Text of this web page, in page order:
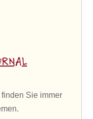
finden Sie immer